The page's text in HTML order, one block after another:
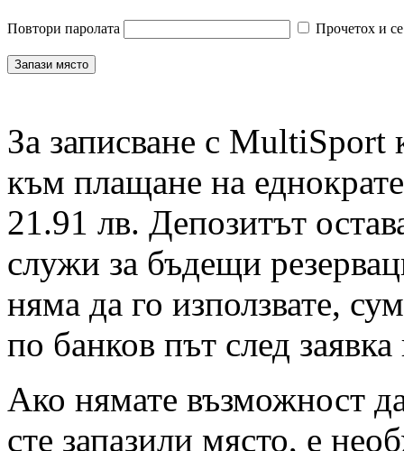
Повтори паролата Прочетох и
За записване с MultiSport
към плащане на
21.91 лв. Депозитът
служи за бъдещи
няма да го използвате,
по банков път след
Ако нямате възможност
сте запазили място, е